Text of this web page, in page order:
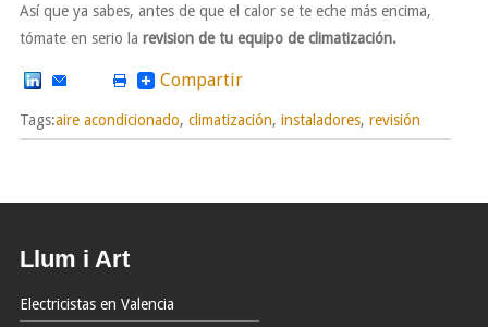
Así que ya sabes, antes de que el calor se te eche más encima,
tómate en serio la revision de tu equipo de climatización.
Compartir
Tags:aire acondicionado, climatización, instaladores, revisión
Llum i Art
Electricistas en Valencia